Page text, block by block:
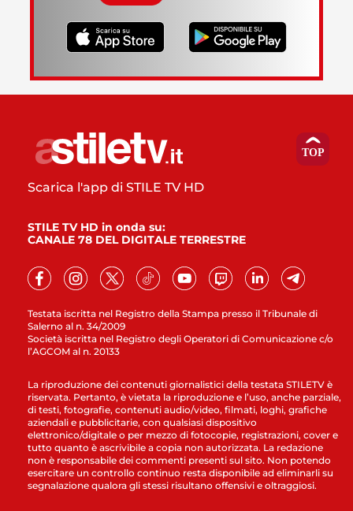
Testata iscritta nel Registro della Stampa presso il Tribunale di
Salerno al n. 34/2009
Società iscritta nel Registro degli Operatori di Comunicazione c/o
l’AGCOM al n. 20133
Scarica l'app di STILE TV HD
STILE TV HD in onda su:
CANALE 78 DEL DIGITALE TERRESTRE
La riproduzione dei contenuti giornalistici della testata STILETV è
riservata. Pertanto, è vietata la riproduzione e l’uso, anche parziale,
di testi, fotografie, contenuti audio/video, filmati, loghi, grafiche
aziendali e pubblicitarie, con qualsiasi dispositivo
elettronico/digitale o per mezzo di fotocopie, registrazioni, cover e
tutto quanto è ascrivibile a copia non autorizzata. La redazione
non è responsabile dei commenti presenti sul sito. Non potendo
esercitare un controllo continuo resta disponibile ad eliminarli su
segnalazione qualora gli stessi risultano offensivi e oltraggiosi.